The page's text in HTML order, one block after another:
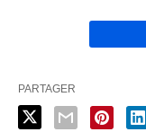
PARTAGER